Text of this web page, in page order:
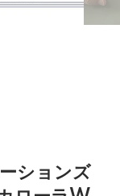
ションズ